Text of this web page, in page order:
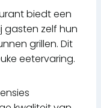
biedt een
gasten zelf hun
grillen. Dit
eetervaring.